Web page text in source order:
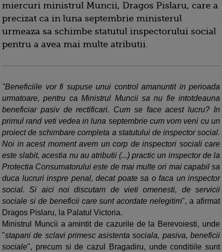
miercuri ministrul Muncii, Dragos Pislaru, care a
precizat ca in luna septembrie ministerul
urmeaza sa schimbe statutul inspectorului social
pentru a avea mai multe atributii.
"Beneficiile vor fi supuse unui control amanuntit in perioada
urmatoare, pentru ca Ministrul Muncii sa nu fie intotdeauna
beneficiar pasiv de rectificari. Cum se face acest lucru? In
primul rand veti vedea in luna septembrie cum vom veni cu un
proiect de schimbare completa a statutului de inspector social.
Noi in acest moment avem un corp de inspectori sociali care
este slabit, acestia nu au atributii (...) practic un inspector de la
Protectia Consumatorului este de mai multe ori mai capabil sa
duca lucruri inspre penal, decat poate sa o faca un inspector
social. Si aici noi discutam de vieti omenesti, de servicii
sociale si de beneficii care sunt acordate nelegitim", a afirmat
Dragos Pislaru, la Palatul Victoria.
Ministrul Muncii a amintit de cazurile de la Berevoiesti, unde
"stapani de sclavi primesc asistenta sociala, pasiva, beneficii
sociale", precum si de cazul Bragadiru, unde conditiile sunt